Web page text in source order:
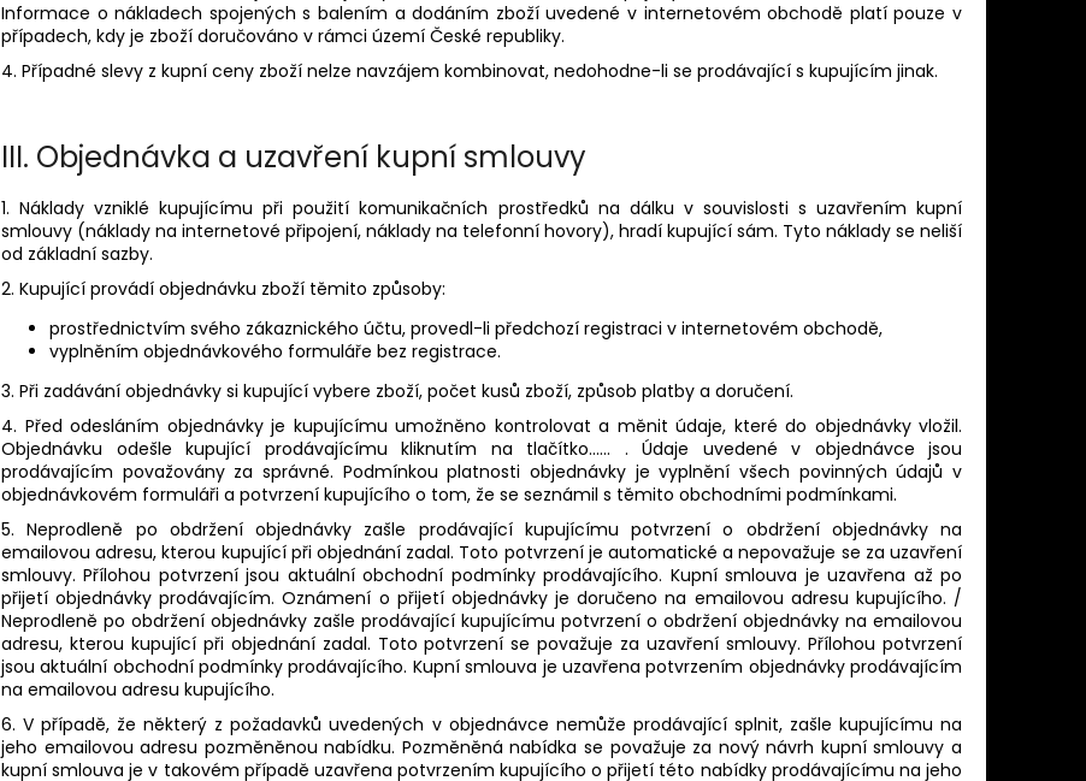
Informace o nákladech spojených s balením a dodáním zboží uvedené v internetovém obchodě platí pouze v
případech, kdy je zboží doručováno v rámci území České republiky.
4. Případné slevy z kupní ceny zboží nelze navzájem kombinovat, nedohodne-li se prodávající s kupujícím jinak.
III. Objednávka a uzavření kupní smlouvy
1. Náklady vzniklé kupujícímu při použití komunikačních prostředků na dálku v souvislosti s uzavřením kupní
smlouvy (náklady na internetové připojení, náklady na telefonní hovory), hradí kupující sám. Tyto náklady se neliší
od základní sazby.
2. Kupující provádí objednávku zboží těmito způsoby:
prostřednictvím svého zákaznického účtu, provedl-li předchozí registraci v internetovém obchodě,
vyplněním objednávkového formuláře bez registrace.
3. Při zadávání objednávky si kupující vybere zboží, počet kusů zboží, způsob platby a doručení.
4. Před odesláním objednávky je kupujícímu umožněno kontrolovat a měnit údaje, které do objednávky vložil.
Objednávku odešle kupující prodávajícímu kliknutím na tlačítko…… . Údaje uvedené v objednávce jsou
prodávajícím považovány za správné. Podmínkou platnosti objednávky je vyplnění všech povinných údajů v
objednávkovém formuláři a potvrzení kupujícího o tom, že se seznámil s těmito obchodními podmínkami.
5. Neprodleně po obdržení objednávky zašle prodávající kupujícímu potvrzení o obdržení objednávky na
emailovou adresu, kterou kupující při objednání zadal. Toto potvrzení je automatické a nepovažuje se za uzavření
smlouvy. Přílohou potvrzení jsou aktuální obchodní podmínky prodávajícího. Kupní smlouva je uzavřena až po
přijetí objednávky prodávajícím. Oznámení o přijetí objednávky je doručeno na emailovou adresu kupujícího. /
Neprodleně po obdržení objednávky zašle prodávající kupujícímu potvrzení o obdržení objednávky na emailovou
adresu, kterou kupující při objednání zadal. Toto potvrzení se považuje za uzavření smlouvy. Přílohou potvrzení
jsou aktuální obchodní podmínky prodávajícího. Kupní smlouva je uzavřena potvrzením objednávky prodávajícím
na emailovou adresu kupujícího.
6. V případě, že některý z požadavků uvedených v objednávce nemůže prodávající splnit, zašle kupujícímu na
jeho emailovou adresu pozměněnou nabídku. Pozměněná nabídka se považuje za nový návrh kupní smlouvy a
kupní smlouva je v takovém případě uzavřena potvrzením kupujícího o přijetí této nabídky prodávajícímu na jeho